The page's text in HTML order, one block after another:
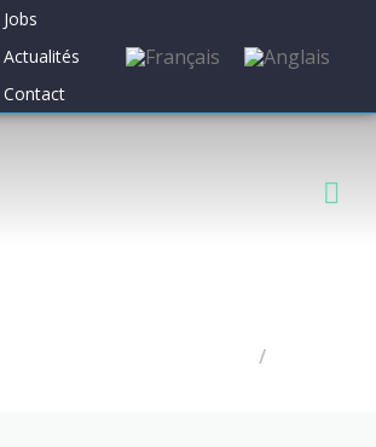
Jobs
Actualités
Contact